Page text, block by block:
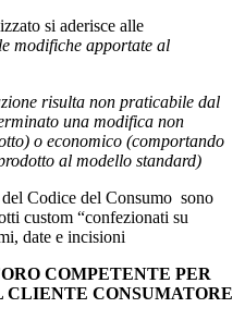
si aderisce alle
modifiche apportate al
risulta non praticabile dal
una modifica non
o economico (comportando
al modello standard)
Codice del Consumo sono
custom “confezionati su
date e incisioni
COMPETENTE PER
CONSUMATORE